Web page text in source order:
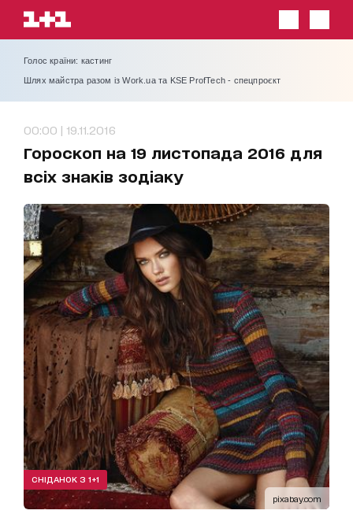
Голос країни: кастинг
Шлях майстра разом із Work.ua та KSE ProfTech - спецпроєкт
00:00 | 19.11.2016
Гороскоп на 19 листопада 2016 для
всіх знаків зодіаку
pixabay.com
СНІДАНОК З 1+1